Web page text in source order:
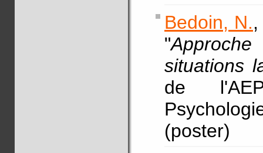
Bedoin, N.
"
situations
de
(poster)